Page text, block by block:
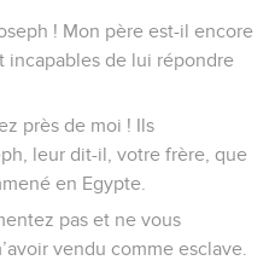
! Mon père est-il encore
incapables de lui répondre
près de moi ! Ils
leur dit-il, votre frère, que
en Egypte.
pas et ne vous
vendu comme esclave.